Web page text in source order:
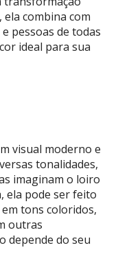
, ela combina com
pessoas de todas
ideal para sua
visual moderno e
tonalidades,
imaginam o loiro
ela pode ser feito
tons coloridos,
outras
depende do seu